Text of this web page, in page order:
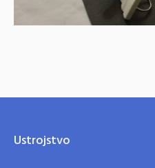
Ustrojstvo